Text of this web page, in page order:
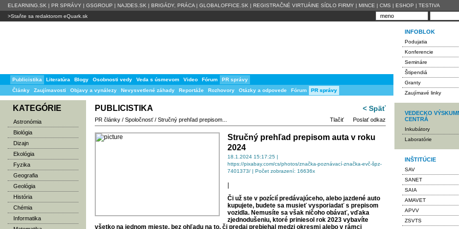
ELEARNING.SK | PR SPRÁVY | GSGROUP | NAJDES.SK | BRIGÁDY, PRÁCA | GLOBALOFFICE.SK | REGISTRAČNÉ VIRTUÁlNE SÍDLO FIRMY | MINCE | CMS | ESHOP | TESTIVA
>Staňte sa redaktorom eQuark.sk
Publicistika
Články
Zaujímavosti Objavy a vynálezy Nevysvetlené záhady Reportáže Rozhovory Otázky a odpovede Fórum PR správy
Literatúra Blogy Osobnosti vedy Veda s úsmevom Video Fórum PR správy
KATEGÓRIE
Astronómia
Biológia
Dizajn
Ekológia
Fyzika
Geografia
Geológia
História
Chémia
Informatika
< Späť
Tlačiť Poslať odkaz
PUBLICISTIKA
PR články / Spoločnosť/ Stručný prehľad prepisom...
Stručný prehľad prepisom auta v roku
2024
18.1.2024 15:17:25 |
https://pixabay.com/cs/photos/značka-poznávací-značka-evč-špz-
7401373/ | Počet zobrazení: 16636x
Či už ste v pozícií predávajúceho, alebo jazdené auto
kupujete, budete sa musieť vysporiadať s prepisom
vozidla. Nemusíte sa však ničoho obávať, vďaka
zjednodušeniu, ktoré priniesol rok 2023 vybavíte
všetko na jednom mieste, bez ohľadu na to, či predaj prebiehal medzi okresmi alebo v rámci
INFOBLOK
Podujatia
Konferencie
Semináre
Štipendiá
Granty
Zaujímavé linky
VEDECKO
CENTRÁ
Inkubátory
Laboratórie
INŠTITÚCIE
SAV
SANET
SAIA
AMAVET
APVV
ZSVTS